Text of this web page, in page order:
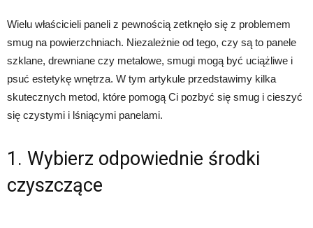
Wielu właścicieli paneli z pewnością zetknęło się z problemem
smug na powierzchniach. Niezależnie od tego, czy są to panele
szklane, drewniane czy metalowe, smugi mogą być uciążliwe i
psuć estetykę wnętrza. W tym artykule przedstawimy kilka
skutecznych metod, które pomogą Ci pozbyć się smug i cieszyć
się czystymi i lśniącymi panelami.
1. Wybierz odpowiednie środki
czyszczące